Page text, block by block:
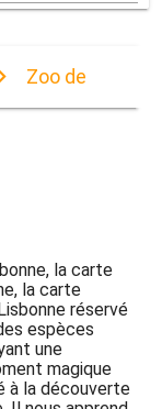
Zoo de
la carte
la carte
réservé
espèces
une
magique
à la découverte